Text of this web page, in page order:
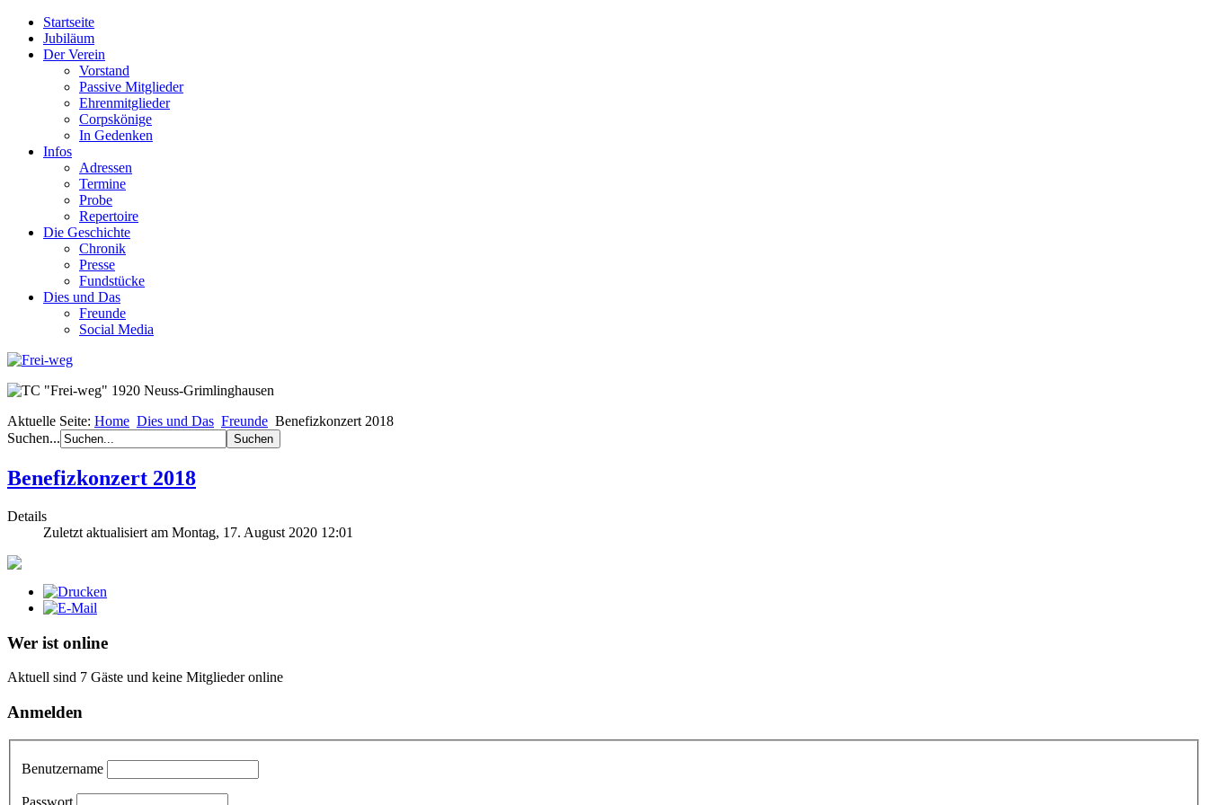
Startseite
Jubiläum
Der Verein
Vorstand
Passive Mitglieder
Ehrenmitglieder
Corpskönige
In Gedenken
Infos
Adressen
Termine
Probe
Repertoire
Die Geschichte
Chronik
Presse
Fundstücke
Dies und Das
Freunde
Social Media
Aktuelle Seite: Home Dies und Das Freunde Benefizkonzert 2018
Suchen...
Benefizkonzert 2018
Details
Zuletzt aktualisiert am Montag, 17. August 2020 12:01
Wer ist online
Aktuell sind 7 Gäste und keine Mitglieder online
Anmelden
Benutzername